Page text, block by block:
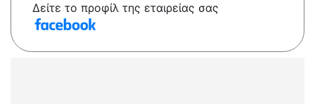
Δείτε το προφίλ της εταιρείας σας